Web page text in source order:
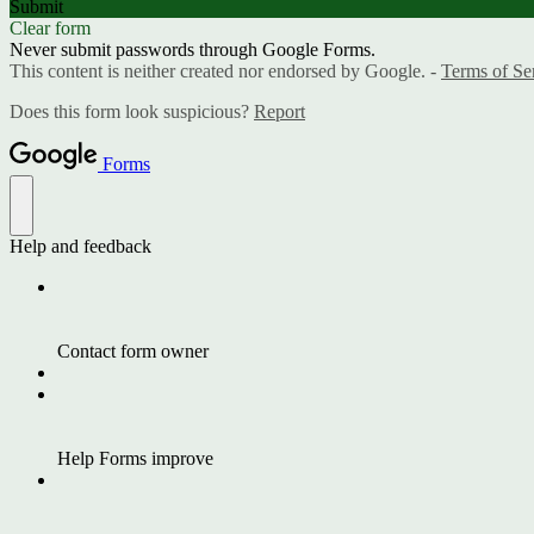
Submit
Clear form
Never submit passwords through Google Forms.
This content is neither created nor endorsed by Google. - Terms of
Does this form look suspicious? Report
Forms
Help and feedback
Contact form owner
Help Forms improve